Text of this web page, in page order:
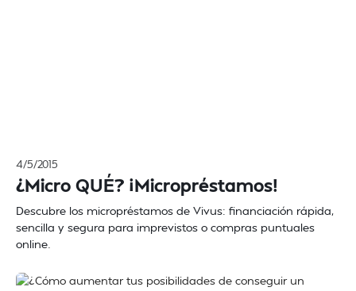
4/5/2015
¿Micro QUÉ? ¡Micropréstamos!
Descubre los micropréstamos de Vivus: financiación rápida,
sencilla y segura para imprevistos o compras puntuales
online.